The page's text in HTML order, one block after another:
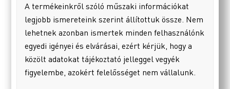
A termékeinkről szóló műszaki információkat
legjobb ismereteink szerint állítottuk össze. Nem
lehetnek azonban ismertek minden felhasználónk
egyedi igényei és elvárásai, ezért kérjük, hogy a
közölt adatokat tájékoztató jelleggel vegyék
figyelembe, azokért felelősséget nem vállalunk.